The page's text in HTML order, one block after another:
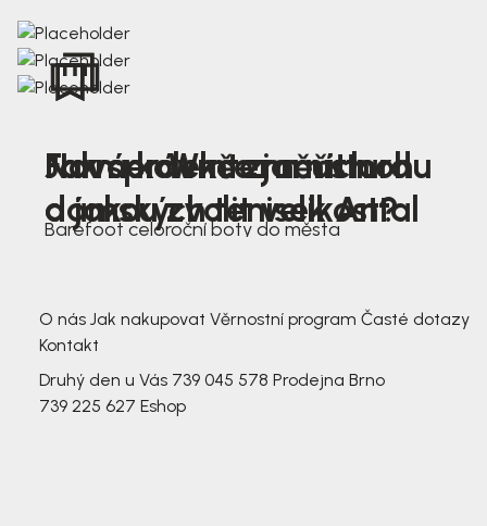
Nová kolekce jarních
dámských tenisek Antal
Jak správně změřit nohu
a jakou zvolit velikost?
Farmer Winter mustard
Barefoot celoroční boty do města
O nás Jak nakupovat Věrnostní program Časté dotazy
Kontakt
Druhý den u Vás 739 045 578 Prodejna Brno
739 225 627 Eshop